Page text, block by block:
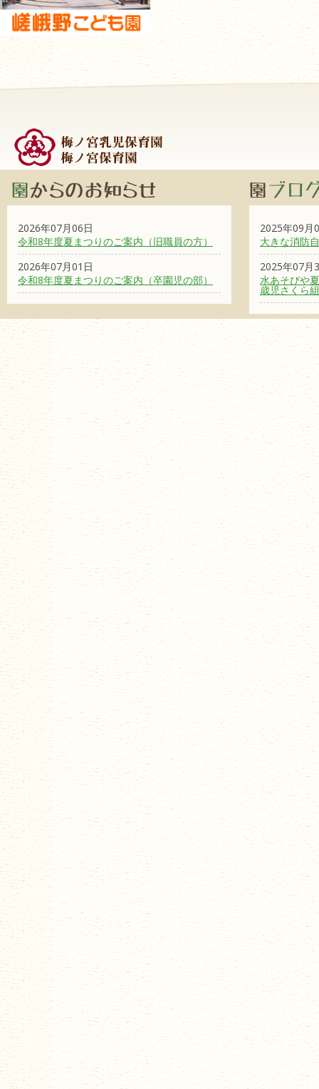
2026年07月06日
令和8年度夏まつりのご案内（旧職員の方）
2026年07月01日
令和8年度夏まつりのご案内（卒園児の部）
2025年09月
大きな消防
2025年07月
水あそびや
歳児さくら